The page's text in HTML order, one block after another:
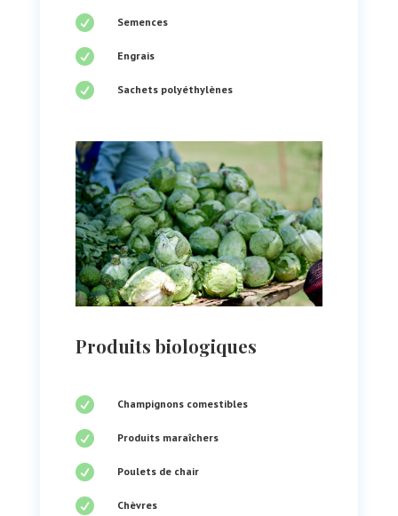
 Semences
 Engrais
 Sachets polyéthylènes
Produits biologiques
 Champignons comestibles
 Produits maraîchers
 Poulets de chair
 Chèvres